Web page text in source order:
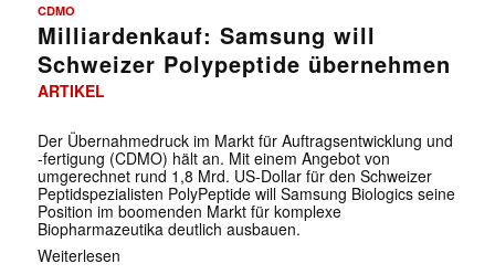
CDMO
Milliardenkauf: Samsung will
Schweizer Polypeptide übernehmen
ARTIKEL
Der Übernahmedruck im Markt für Auftragsentwicklung und
-fertigung (CDMO) hält an. Mit einem Angebot von
umgerechnet rund 1,8 Mrd. US-Dollar für den Schweizer
Peptidspezialisten PolyPeptide will Samsung Biologics seine
Position im boomenden Markt für komplexe
Biopharmazeutika deutlich ausbauen.
Weiterlesen